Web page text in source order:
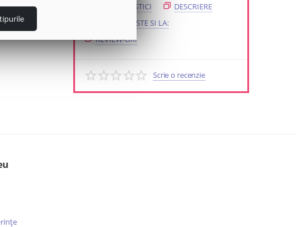
CARACTERISTICI
DESCRIERE
SE POTRIVESTE SI LA:
REVIEW-URI
Scrie o recenzie